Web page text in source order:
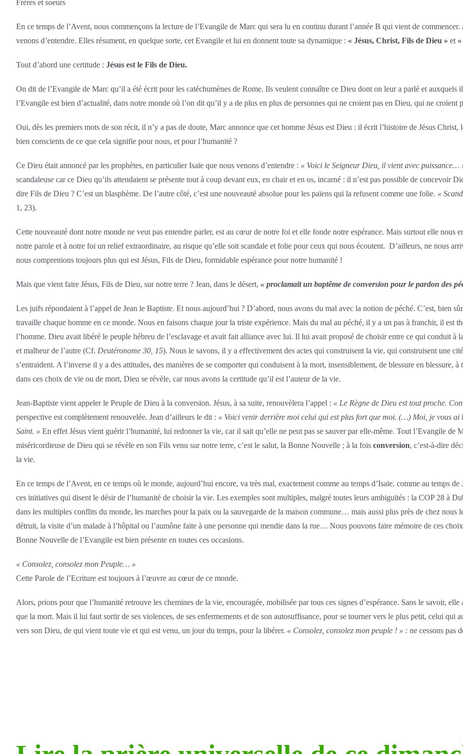
Frères et soeurs
En ce temps de l’Avent, nous commençons la lecture de l’Evangile de Marc qui sera lu en continu durant l’année B qui vient de
venons d’entendre. Elles résument, en quelque sorte, cet Evangile et lui en donnent toute sa dynamique : « Jésus, Christ, Fils de Dieu » et
Tout d’abord une certitude : Jésus est le Fils de Dieu.
On dit de l’Evangile de Marc qu’il a été écrit pour les catéchumènes de Rome. Ils veulent connaître ce Dieu dont on leur a parlé et auxquels
l’Evangile est bien d’actualité, dans notre monde où l’on dit qu’il y a de plus en plus de personnes qui ne croient pas en Dieu, qui ne croient
Oui, dès les premiers mots de son récit, il n’y a pas de doute, Marc annonce que cet homme Jésus est Dieu : il écrit l’histoire de Jésus
bien conscients de ce que cela signifie pour nous, et pour l’humanité ?
Ce Dieu était annoncé par les prophètes, en particulier Isaïe que nous venons d’entendre : « Voici le Seigneur Dieu, il vient avec puissance…
scandaleuse car ce Dieu qu’ils attendaient se présente tout à coup devant eux, en chair et en os, incarné : il n’est pas possible de concevoir
dire Fils de Dieu ? C’est un blasphème. De l’autre côté, c’est une nouveauté absolue pour les païens qui la refusent comme une folie. «
1, 23).
Cette nouveauté dont notre monde ne veut pas entendre parler, est au cœur de notre foi et elle fonde notre espérance. Mais surtout elle nous
notre parole et à notre foi un relief extraordinaire, au risque qu’elle soit scandale et folie pour ceux qui nous écoutent. D’ailleurs, ne nous
nous comprenions toujours plus qui est Jésus, Fils de Dieu, formidable espérance pour notre humanité !
Mais que vient faire Jésus, Fils de Dieu, sur notre terre ? Jean, dans le désert, « proclamait un baptême de conversion pour le pardon des
Les juifs répondaient à l’appel de Jean le Baptiste. Et nous aujourd’hui ? D’abord, nous avons du mal avec la notion de péché. C’est, bien
travaille chaque homme en ce monde. Nous en faisons chaque jour la triste expérience. Mais du mal au péché, il y a un pas à franchir, il est
l’homme. Dieu avait libéré le peuple hébreu de l’esclavage et avait fait alliance avec lui. Il lui avait proposé de choisir entre ce qui conduit à
et malheur de l’autre (Cf. Deutéronome 30, 15). Nous le savons, il y a effectivement des actes qui construisent la vie, qui construisent une
s’entraident. A l’inverse il y a des attitudes, des manières de se comporter qui conduisent à la mort, insensiblement, de blessure en blessure,
dans ces choix de vie ou de mort, Dieu se révèle, car nous avons la certitude qu’il est l’auteur de la vie.
Jean-Baptiste vient appeler le Peuple de Dieu à la conversion. Jésus, à sa suite, renouvèlera l’appel : « Le Règne de Dieu est tout proche.
perspective est complètement renouvelée. Jean d’ailleurs le dit : « Voici venir derrière moi celui qui est plus fort que moi. (…) Moi, je vous ai
Saint. » En effet Jésus vient guérir l’humanité, lui redonner la vie, car il sait qu’elle ne peut pas se sauver par elle-même. Tout l’Evangile de
miséricordieuse de Dieu qui se révèle en son Fils venu sur notre terre, c’est le salut, la Bonne Nouvelle ; à la fois conversion, c’est-à-dire
la vie.
En ce temps de l’Avent, en ce temps où le monde, aujourd’hui encore, va très mal, exactement comme au temps d’Isaïe, comme au temps de
ces initiatives qui disent le désir de l’humanité de choisir la vie. Les exemples sont multiples, malgré toutes leurs ambiguïtés : la COP 28 à
dans les multiples conflits du monde, les marches pour la paix ou la sauvegarde de la maison commune… mais aussi plus près de chez nous
détruit, la visite d’un malade à l’hôpital ou l’aumône faite à une personne qui mendie dans la rue… Nous pouvons faire mémoire de ces
Bonne Nouvelle de l’Evangile est bien présente en toutes ces occasions.
« Consolez, consolez mon Peuple… »
Cette Parole de l’Ecriture est toujours à l’œuvre au cœur de ce monde.
Alors, prions pour que l’humanité retrouve les chemines de la vie, encouragée, mobilisée par tous ces signes d’espérance. Sans le savoir,
que la mort. Mais il lui faut sortir de ses violences, de ses enfermements et de son autosuffisance, pour se tourner vers le plus petit, celui
vers son Dieu, de qui vient toute vie et qui est venu, un jour du temps, pour la libérer. « Consolez, consolez mon peuple ! » : ne cessons pas